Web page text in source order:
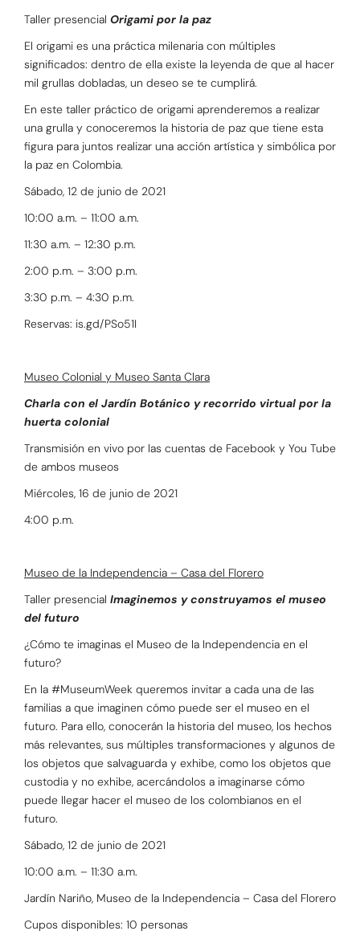
Taller presencial Origami por la paz
El origami es una práctica milenaria con múltiples
significados: dentro de ella existe la leyenda de que al hacer
mil grullas dobladas, un deseo se te cumplirá.
En este taller práctico de origami aprenderemos a realizar
una grulla y conoceremos la historia de paz que tiene esta
figura para juntos realizar una acción artística y simbólica por
la paz en Colombia.
Sábado, 12 de junio de 2021
10:00 a.m. – 11:00 a.m.
11:30 a.m. – 12:30 p.m.
2:00 p.m. – 3:00 p.m.
3:30 p.m. – 4:30 p.m.
Reservas: is.gd/PSo51I
Museo Colonial y Museo Santa Clara
Charla con el Jardín Botánico y recorrido virtual por la
huerta colonial
Transmisión en vivo por las cuentas de Facebook y You Tube
de ambos museos
Miércoles, 16 de junio de 2021
4:00 p.m.
Museo de la Independencia – Casa del Florero
Taller presencial Imaginemos y construyamos el museo
del futuro
¿Cómo te imaginas el Museo de la Independencia en el
futuro?
En la #MuseumWeek queremos invitar a cada una de las
familias a que imaginen cómo puede ser el museo en el
futuro. Para ello, conocerán la historia del museo, los hechos
más relevantes, sus múltiples transformaciones y algunos de
los objetos que salvaguarda y exhibe, como los objetos que
custodia y no exhibe, acercándolos a imaginarse cómo
puede llegar hacer el museo de los colombianos en el
futuro.
Sábado, 12 de junio de 2021
10:00 a.m. – 11:30 a.m.
Jardín Nariño, Museo de la Independencia – Casa del Florero
Cupos disponibles: 10 personas